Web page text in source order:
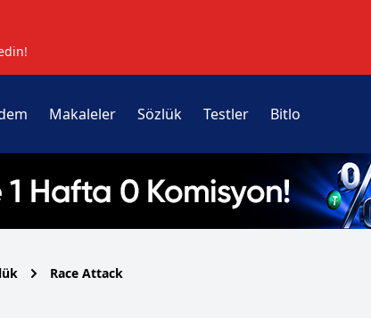
Makaleler Sözlük Testler Bitlo
Race Attack